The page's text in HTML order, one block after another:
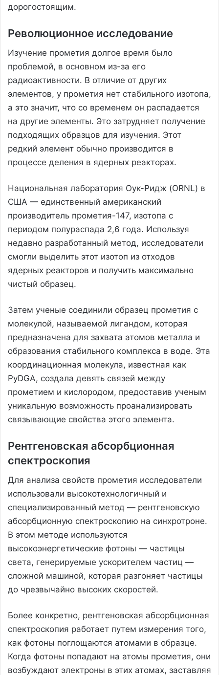
дорогостоящим.
Революционное исследование
Изучение прометия долгое время было
проблемой, в основном из-за его
радиоактивности. В отличие от других
элементов, у прометия нет стабильного изотопа,
а это значит, что со временем он распадается
на другие элементы. Это затрудняет получение
подходящих образцов для изучения. Этот
редкий элемент обычно производится в
процессе деления в ядерных реакторах.
Национальная лаборатория Оук-Ридж (ORNL) в
США — единственный американский
производитель прометия-147, изотопа с
периодом полураспада 2,6 года. Используя
недавно разработанный метод, исследователи
смогли выделить этот изотоп из отходов
ядерных реакторов и получить максимально
чистый образец.
Затем ученые соединили образец прометия с
молекулой, называемой лигандом, которая
предназначена для захвата атомов металла и
образования стабильного комплекса в воде. Эта
координационная молекула, известная как
PyDGA, создала девять связей между
прометием и кислородом, предоставив ученым
уникальную возможность проанализировать
связывающие свойства этого элемента.
Рентгеновская абсорбционная
спектроскопия
Для анализа свойств прометия исследователи
использовали высокотехнологичный и
специализированный метод — рентгеновскую
абсорбционную спектроскопию на синхротроне.
В этом методе используются
высокоэнергетические фотоны — частицы
света, генерируемые ускорителем частиц —
сложной машиной, которая разгоняет частицы
до чрезвычайно высоких скоростей.
Более конкретно, рентгеновская абсорбционная
спектроскопия работает путем измерения того,
как фотоны поглощаются атомами в образце.
Когда фотоны попадают на атомы прометия, они
возбуждают электроны в этих атомах, заставляя